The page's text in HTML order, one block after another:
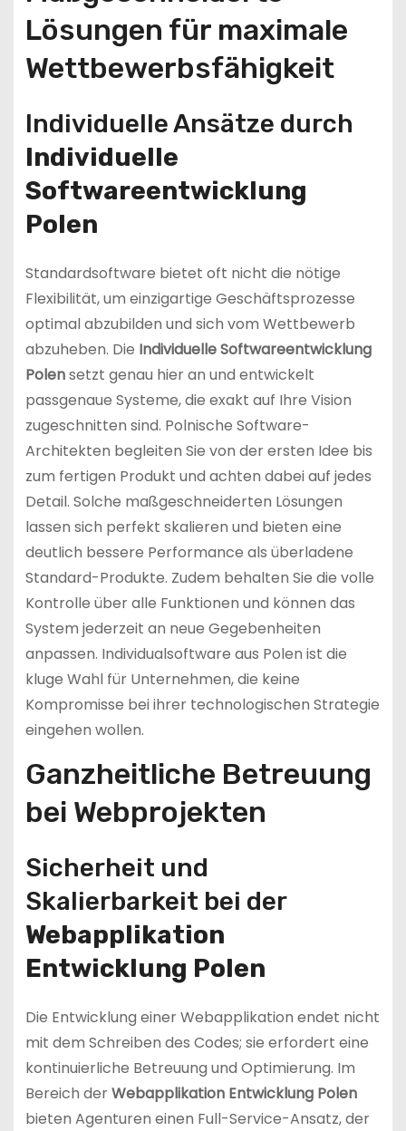
Lösungen für maximale
Wettbewerbsfähigkeit
Individuelle Ansätze durch
Individuelle
Softwareentwicklung
Polen
Standardsoftware bietet oft nicht die nötige
Flexibilität, um einzigartige Geschäftsprozesse
optimal abzubilden und sich vom Wettbewerb
abzuheben. Die Individuelle Softwareentwicklung
Polensetzt genau hier an und entwickelt
passgenaue Systeme, die exakt auf Ihre Vision
zugeschnitten sind. Polnische Software-
Architekten begleiten Sie von der ersten Idee bis
zum fertigen Produkt und achten dabei auf jedes
Detail. Solche maßgeschneiderten Lösungen
lassen sich perfekt skalieren und bieten eine
deutlich bessere Performance als überladene
Standard-Produkte. Zudem behalten Sie die volle
Kontrolle über alle Funktionen und können das
System jederzeit an neue Gegebenheiten
anpassen. Individualsoftware aus Polen ist die
kluge Wahl für Unternehmen, die keine
Kompromisse bei ihrer technologischen Strategie
eingehen wollen.
Ganzheitliche Betreuung
bei Webprojekten
Sicherheit und
Skalierbarkeit bei der
Webapplikation
Entwicklung Polen
Die Entwicklung einer Webapplikation endet nicht
mit dem Schreiben des Codes; sie erfordert eine
kontinuierliche Betreuung und Optimierung. Im
Bereich derWebapplikation Entwicklung Polen
bieten Agenturen einen Full-Service-Ansatz, der